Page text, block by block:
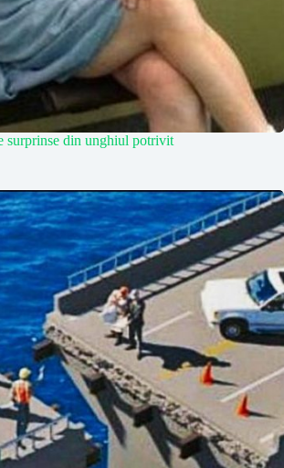
surprinse din unghiul potrivit